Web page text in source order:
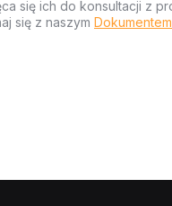
się ich do konsultacji z
się z naszym